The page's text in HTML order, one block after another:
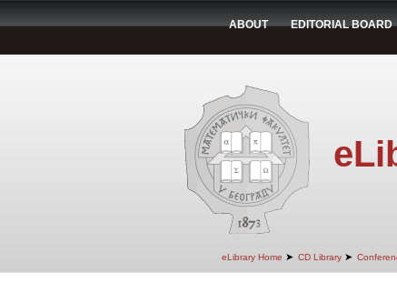
ABOUT EDITORIAL BOARD
eLibrary Home ➤ CD Library ➤